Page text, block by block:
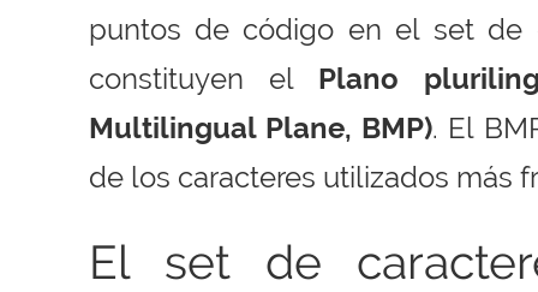
puntos de código en el set de
constituyen el Plano
Multilingual Plane, BMP). El
de los caracteres utilizados más
El set de